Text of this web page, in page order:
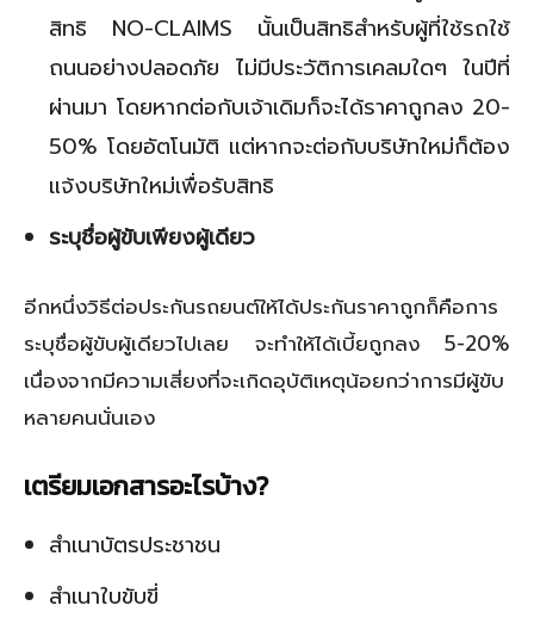
สิทธิ NO-CLAIMS นั้นเป็นสิทธิสำหรับผู้ที่ใช้รถใช้
ถนนอย่างปลอดภัย ไม่มีประวัติการเคลมใดๆ ในปีที่
ผ่านมา โดยหากต่อกับเจ้าเดิมก็จะได้ราคาถูกลง 20-
50% โดยอัตโนมัติ แต่หากจะต่อกับบริษัทใหม่ก็ต้อง
แจ้งบริษัทใหม่เพื่อรับสิทธิ
ระบุชื่อผู้ขับเพียงผู้เดียว
อีกหนึ่งวิธีต่อประกันรถยนต์ให้ได้ประกันราคาถูกก็คือการ
ระบุชื่อผู้ขับผู้เดียวไปเลย จะทำให้ได้เบี้ยถูกลง 5-20%
เนื่องจากมีความเสี่ยงที่จะเกิดอุบัติเหตุน้อยกว่าการมีผู้ขับ
หลายคนนั่นเอง
เตรียมเอกสารอะไรบ้าง?
สำเนาบัตรประชาชน
สำเนาใบขับขี่